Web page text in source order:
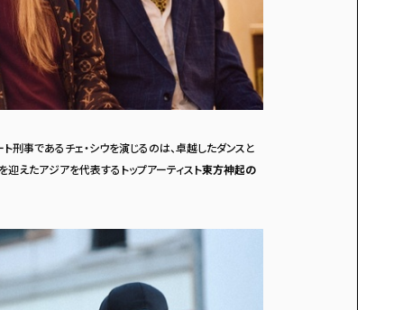
刑事であるチェ・シウを演じるのは、卓越したダンスと
えたアジアを代表するトップアーティスト東方神起の